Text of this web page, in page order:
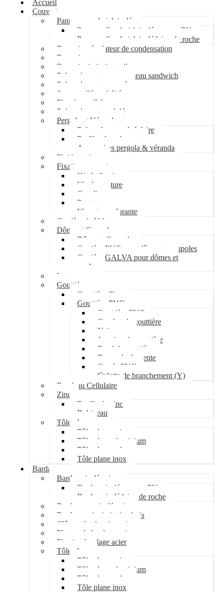
Accueil
Couverture
Panneau sandwich isolé
Panneau Sandwich isolé mousse PU
Panneau Sandwich isolé laine de roche
Bac acier régulateur de condensation
Bac acier sec
Bac acier imitation tuile
Polycarbonate pour panneau sandwich
Polycarbonate nervuré
Support d’étanchéité
Plancher collaborant
Polycarbonate ondulé
Pergola et Véranda
Polycarbonate alvéolaire
Profil polycarbonate
Accessoires pergola & véranda
Finition toiture
Fixation couverture
Kit de fixation
Vis de couture
Cavalier
Pontet
Vis auto-perforante
Costière de Velux
Dôme et Coupole
Dôme et Coupole
Costière PVC pour dômes et coupoles
Costière GALVA pour dômes et
coupoles
Lanterneau
Gouttière
Gouttière Zinc
Gouttière PVC
Gouttière PVC
Crochet de gouttière
Naissance
Jonction de gouttière
Fond de gouttière
Tuyau de descente
Coude PVC
Culotte de branchement (Y)
Bandeau Cellulaire
Zinc
Feuille de zinc
Bobineau
Tôle plane
Tôle plane acier
Tôle plane aluminium
Tôle plane galva
Tôle plane inox
Bardage
Bardage isolé acier
Bardage isolé mousse PU
Bardage isolé laine de roche
Bardage non isolé acier
Bardage acier imitation bois
Clôture de chantier acier
Plateau de bardage acier
Fixation bardage acier
Tôle plane
Tôle plane acier
Tôle plane aluminium
Tôle plane galva
Tôle plane inox